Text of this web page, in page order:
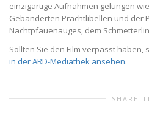
einzigartige Aufnahmen gelungen
Gebänderten Prachtlibellen und der
Nachtpfauenauges, dem
Sollten Sie den Film verpasst
in der ARD-Mediathek ansehen.
SHARE